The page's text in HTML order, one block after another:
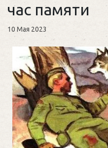
час памяти
10 Мая 2023